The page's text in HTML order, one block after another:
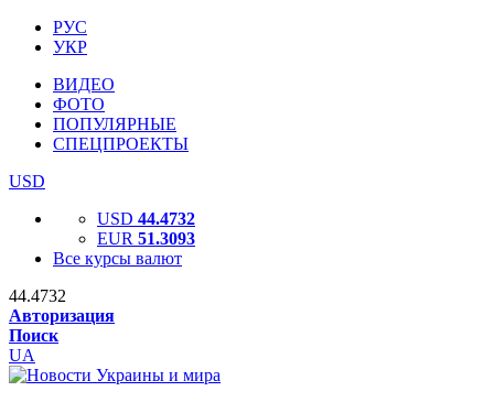
РУС
УКР
ВИДЕО
ФОТО
ПОПУЛЯРНЫЕ
СПЕЦПРОЕКТЫ
USD
USD 44.4732
EUR 51.3093
Все курсы валют
44.4732
Авторизация
Поиск
UA